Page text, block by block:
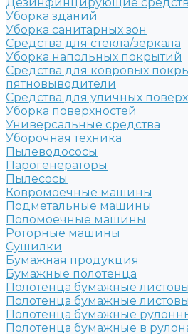
Уборка зданий
Уборка санитарных зон
Средства для стекла/зеркала
Уборка напольных покрытий
Средства для ковровых
пятновыводители
Средства для уличных
Уборка поверхностей
Универсальные средства
Уборочная техника
Пылеводососы
Парогенераторы
Пылесосы
Ковромоечные машины
Подметальные машины
Поломоечные машины
Роторные машины
Сушилки
Бумажная продукция
Бумажные полотенца
Полотенца бумажные
Полотенца бумажные
Полотенца бумажные
Полотенца бумажные в